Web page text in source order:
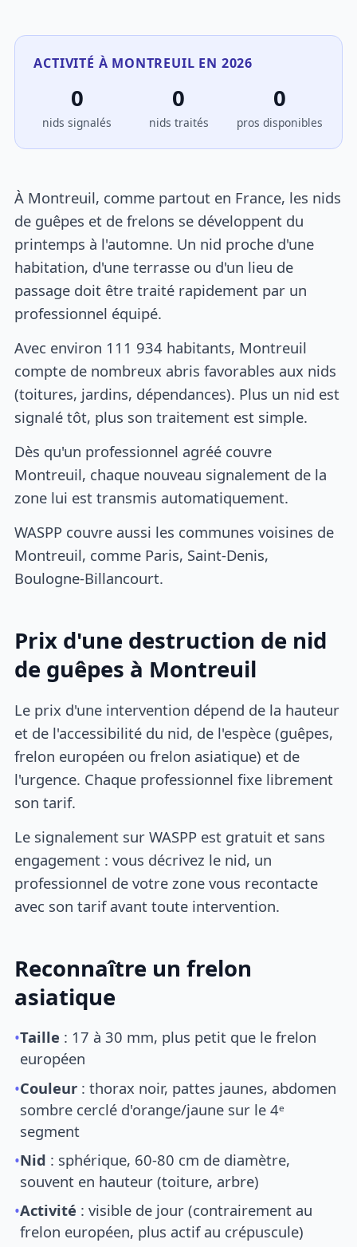
ACTIVITÉ À MONTREUIL EN 2026
0
nids signalés
0
nids traités
0
pros disponibles
À Montreuil, comme partout en France, les nids
de guêpes et de frelons se développent du
printemps à l'automne. Un nid proche d'une
habitation, d'une terrasse ou d'un lieu de
passage doit être traité rapidement par un
professionnel équipé.
Avec environ 111 934 habitants, Montreuil
compte de nombreux abris favorables aux nids
(toitures, jardins, dépendances). Plus un nid est
signalé tôt, plus son traitement est simple.
Dès qu'un professionnel agréé couvre
Montreuil, chaque nouveau signalement de la
zone lui est transmis automatiquement.
WASPP couvre aussi les communes voisines de
Montreuil, comme Paris, Saint-Denis,
Boulogne-Billancourt.
Prix d'une destruction de nid
de guêpes à Montreuil
Le prix d'une intervention dépend de la hauteur
et de l'accessibilité du nid, de l'espèce (guêpes,
frelon européen ou frelon asiatique) et de
l'urgence. Chaque professionnel fixe librement
son tarif.
Le signalement sur WASPP est gratuit et sans
engagement : vous décrivez le nid, un
professionnel de votre zone vous recontacte
avec son tarif avant toute intervention.
Reconnaître un frelon
asiatique
•Taille : 17 à 30 mm, plus petit que le frelon
européen
•Couleur : thorax noir, pattes jaunes, abdomen
sombre cerclé d'orange/jaune sur le 4ᵉ
segment
•Nid : sphérique, 60-80 cm de diamètre,
souvent en hauteur (toiture, arbre)
•Activité : visible de jour (contrairement au
frelon européen, plus actif au crépuscule)